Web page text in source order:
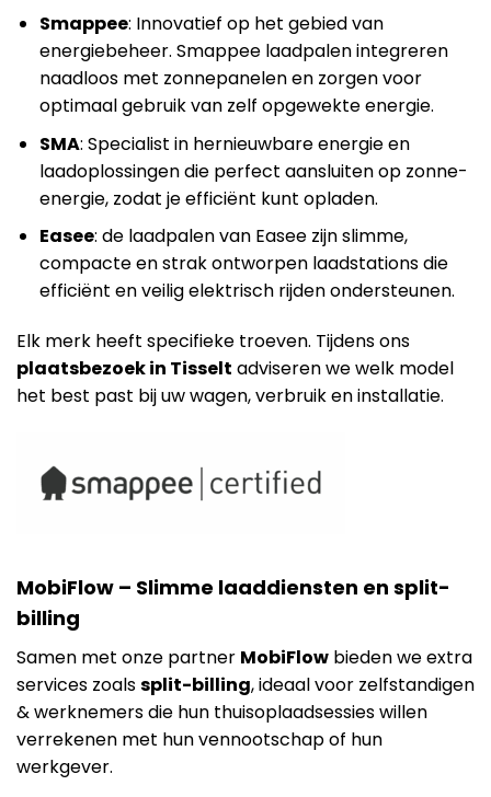
Smappee: Innovatief op het gebied van
energiebeheer. Smappee laadpalen integreren
naadloos met zonnepanelen en zorgen voor
optimaal gebruik van zelf opgewekte energie.
SMA: Specialist in hernieuwbare energie en
laadoplossingen die perfect aansluiten op zonne-
energie, zodat je efficiënt kunt opladen.
Easee: de laadpalen van Easee zijn slimme,
compacte en strak ontworpen laadstations die
efficiënt en veilig elektrisch rijden ondersteunen.
Elk merk heeft specifieke troeven. Tijdens ons
plaatsbezoek in Tisselt adviseren we welk model
het best past bij uw wagen, verbruik en installatie.
MobiFlow – Slimme laaddiensten en split-
billing
Samen met onze partner MobiFlow bieden we extra
services zoalssplit-billing, ideaal voor zelfstandigen
& werknemers die hun thuisoplaadsessies willen
verrekenen met hun vennootschap of hun
werkgever.